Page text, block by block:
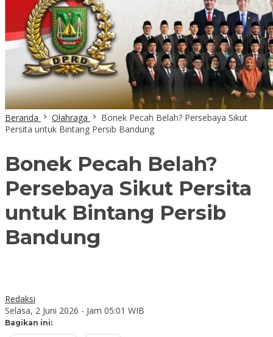
Beranda Olahraga
Bonek Pecah Belah? Persebaya Sikut
Persita untuk Bintang Persib Bandung
Bonek Pecah Belah?
Persebaya Sikut Persita
untuk Bintang Persib
Bandung
Redaksi
Selasa, 2 Juni 2026 - Jam 05:01 WIB
Bagikan ini: